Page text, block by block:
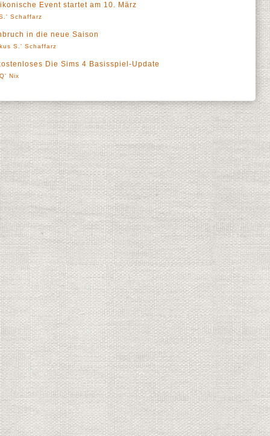
Event startet am 10. März
Schaffarz
in die neue Saison
S.' Schaffarz
Die Sims 4 Basisspiel-Update
Nix